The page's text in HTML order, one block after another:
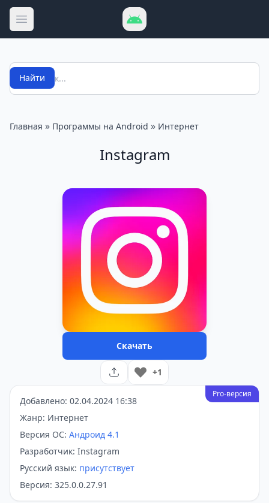
Открыть меню
Поиск
Найти
Главная » Программы на Android » Интернет
Instagram
Скачать
+1
Pro-версия
Добавлено: 02.04.2024 16:38
Жанр: Интернет
Версия ОС: Андроид 4.1
Разработчик: Instagram
Русский язык: присутствует
Версия: 325.0.0.27.91